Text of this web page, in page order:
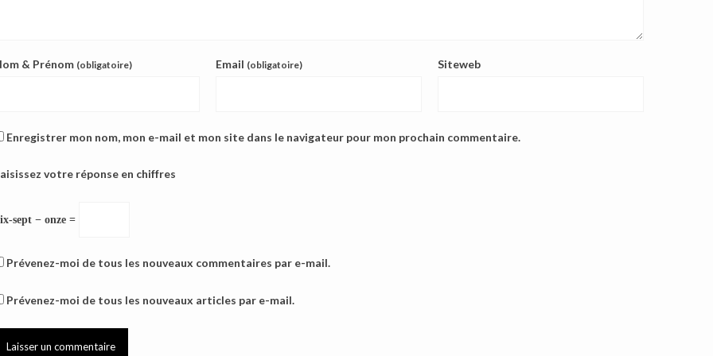
& Prénom (obligatoire) Email (obligatoire) Siteweb
Enregistrer mon nom, mon e-mail et mon site dans le navigateur pour mon prochain commentaire.
votre réponse en chiffres
sept − onze =
Prévenez-moi de tous les nouveaux commentaires par e-mail.
Prévenez-moi de tous les nouveaux articles par e-mail.